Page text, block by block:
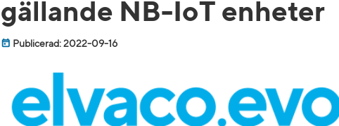
gällande NB-IoT enheter
Publicerad: 2022-09-16